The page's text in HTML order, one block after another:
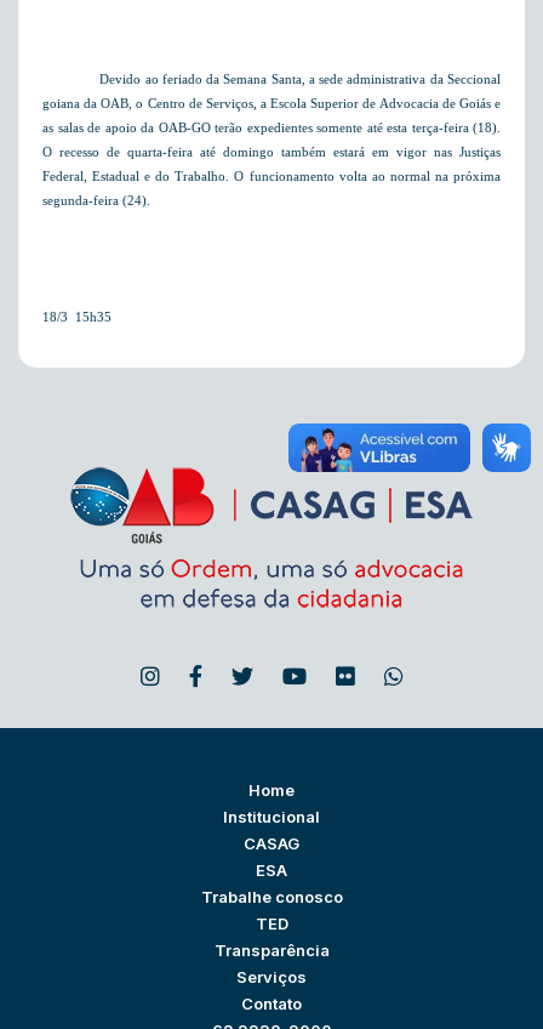
Devido ao feriado da Semana Santa, a sede administrativa da Seccional
goiana da OAB, o Centro de Serviços, a Escola Superior de Advocacia de Goiás e
as salas de apoio da OAB-GO terão expedientes somente até esta terça-feira (18).
O recesso de quarta-feira até domingo também estará em vigor nas Justiças
Federal, Estadual e do Trabalho. O funcionamento volta ao normal na próxima
segunda-feira (24).
18/3  15h35
Home
Institucional
CASAG
ESA
Trabalhe conosco
TED
Transparência
Serviços
Contato